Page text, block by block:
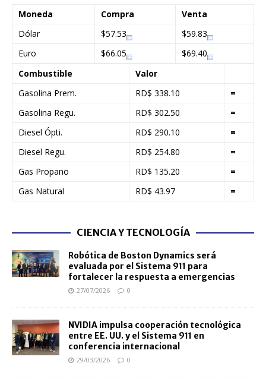
Moneda Compra
Venta
Dólar
$57.53
$59.83
Euro
$66.05
$69.40
Combustible
Valor
Gasolina Prem.
RD$ 338.10
=
Gasolina Regu.
RD$ 302.50
=
Diesel Ópti.
RD$ 290.10
=
Diesel Regu.
RD$ 254.80
=
Gas Propano
RD$ 135.20
=
Gas Natural
RD$ 43.97 =
CIENCIA Y TECNOLOGÍA
Robótica de Boston Dynamics será
evaluada por el Sistema 911 para
fortalecer la respuesta a emergencias
27/07/2026 0
NVIDIA impulsa cooperación tecnológica
entre EE. UU. y el Sistema 911 en
conferencia internacional
29/03/2026 0